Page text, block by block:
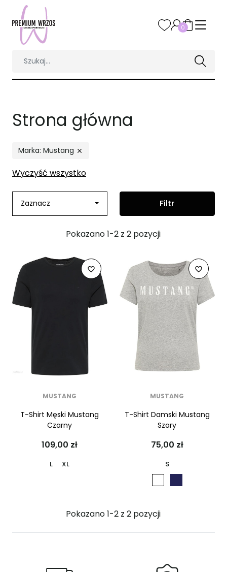
0
Strona główna
Marka: Mustang 
Wyczyść wszystko
Zaznacz Filtr
Pokazano 1-2 z 2 pozycji
MUSTANG
T-Shirt Męski Mustang
Czarny
109,00 zł
L XL
favorite_border
MUSTANG
T-Shirt Damski Mustang
Szary
75,00 zł
S
favorite_border
Pokazano 1-2 z 2 pozycji